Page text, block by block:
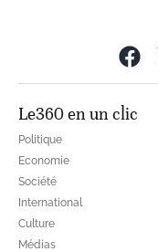
Le360 en un clic
Politique
Economie
Société
International
Culture
Médias